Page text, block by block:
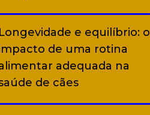
Longevidade e equilíbrio: o
de uma rotina
adequada na
de cães